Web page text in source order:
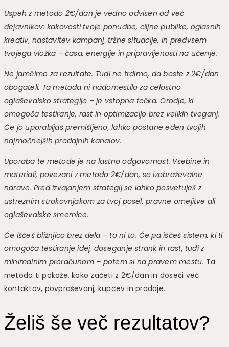
Uspeh z metodo 2€/dan je vedno odvisen od več
dejavnikov: kakovosti tvoje ponudbe, ciljne publike, oglasnih
kreativ,nastavitev kampanj, tržne situacije, in predvsem
tvojega vložka – časa, energije in pripravljenosti na učenje.
Ne jamčimo za rezultate. Tudi ne trdimo, da boste z 2€/dan
obogateli. Ta metoda ni nadomestilo za celostno
oglaševalsko strategijo – je vstopna točka. Orodje, ki
omogoča testiranje, rast in optimizacijo brez velikih tveganj.
Če jo uporabljaš premišljeno, lahko postane eden tvojih
najmočnejših prodajnih kanalov.
Uporaba te metode je na lastno odgovornost. Vsebine in
materiali, povezani z metodo 2€/dan, so izobraževalne
narave. Pred izvajanjem strategij se lahko posvetuješ z
ustreznim strokovnjakom za tvoj posel, pravne omejitve ali
oglaševalske smernice.
Če iščeš bližnjico brez dela – to ni to. Če pa iščeš sistem, ki ti
omogoča testiranje idej, doseganje strank in rast, tudi z
minimalnim proračunom – potem si na pravem mestu. Ta
metoda ti pokaže, kako začeti z 2€/dan in doseči več
kontaktov, povpraševanj, kupcev in prodaje.
Želiš še več rezultatov?